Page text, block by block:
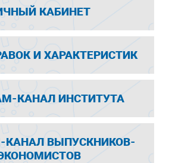
КАБИНЕТ
И ХАРАКТЕРИСТИК
КАНАЛ ИНСТИТУТА
КАНАЛ ВЫПУСКНИКОВ-